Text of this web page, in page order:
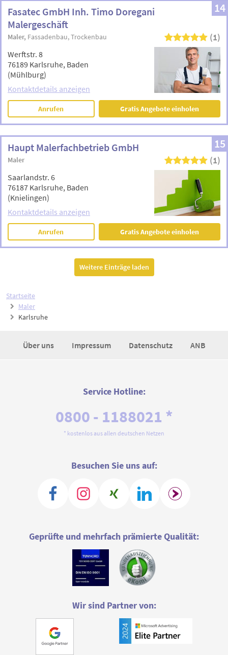
Startseite
Maler
Karlsruhe
14
Fasatec GmbH Inh. Timo Doregani
Malergeschäft
Maler Fassadenbau Trockenbau (1)
Werftstr. 8
76189 Karlsruhe, Baden
(Mühlburg)
Kontaktdetails anzeigen
Anrufen Gratis Angebote einholen
15
Haupt Malerfachbetrieb GmbH
Maler (1)
Saarlandstr. 6
76187 Karlsruhe, Baden
(Knielingen)
Kontaktdetails anzeigen
Anrufen Gratis Angebote einholen
Weitere Einträge laden
Über uns Impressum Datenschutz ANB
Service Hotline:
0800 - 1188021 *
* kostenlos aus allen deutschen Netzen
Besuchen Sie uns auf:
Geprüfte und mehrfach prämierte Qualität:
Wir sind Partner von: